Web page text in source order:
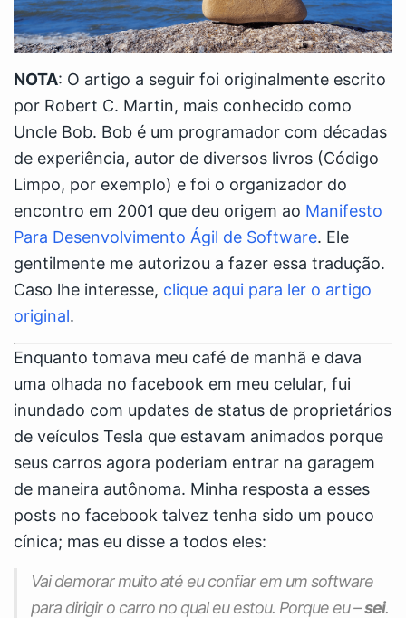
NOTA: O artigo a seguir foi originalmente escrito
por Robert C. Martin, mais conhecido como
Uncle Bob. Bob é um programador com décadas
de experiência, autor de diversos livros (Código
Limpo, por exemplo) e foi o organizador do
encontro em 2001 que deu origem ao Manifesto
Para Desenvolvimento Ágil de Software. Ele
gentilmente me autorizou a fazer essa tradução.
Caso lhe interesse, clique aqui para ler o artigo
original.
Enquanto tomava meu café de manhã e dava
uma olhada no facebook em meu celular, fui
inundado com updates de status de proprietários
de veículos Tesla que estavam animados porque
seus carros agora poderiam entrar na garagem
de maneira autônoma. Minha resposta a esses
posts no facebook talvez tenha sido um pouco
cínica; mas eu disse a todos eles:
Vai demorar muito até eu confiar em um software
para dirigir o carro no qual eu estou. Porque eu –sei.